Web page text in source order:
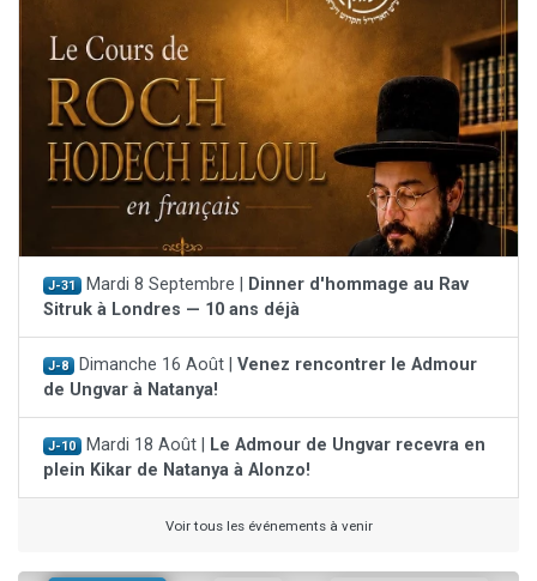
J-31 Mardi 8 Septembre |
Dinner d'hommage au Rav
Sitruk à Londres — 10 ans déjà
J-8 Dimanche 16 Août | Venez rencontrer le Admour
de Ungvar à Natanya!
J-10 Mardi 18 Août |
Le Admour de Ungvar recevra en
plein Kikar de Natanya à Alonzo!
Voir tous les événements à venir